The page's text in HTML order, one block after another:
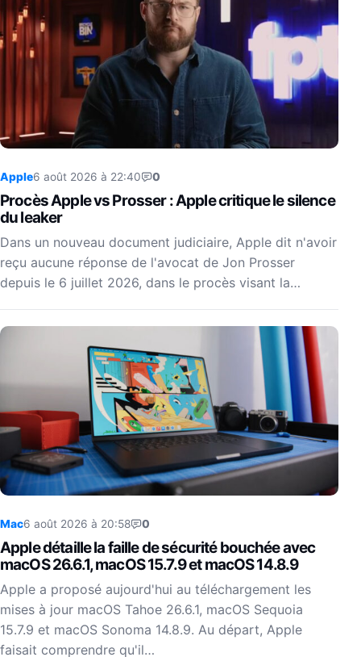
Apple6 août 2026 à 22:40 0
Procès Apple vs Prosser : Apple critique le silence
du leaker
Dans un nouveau document judiciaire, Apple dit n'avoir
reçu aucune réponse de l'avocat de Jon Prosser
depuis le 6 juillet 2026, dans le procès visant la…
Mac6 août 2026 à 20:58 0
Apple détaille la faille de sécurité bouchée avec
macOS 26.6.1, macOS 15.7.9 et macOS 14.8.9
Apple a proposé aujourd'hui au téléchargement les
mises à jour macOS Tahoe 26.6.1, macOS Sequoia
15.7.9 et macOS Sonoma 14.8.9. Au départ, Apple
faisait comprendre qu'il…